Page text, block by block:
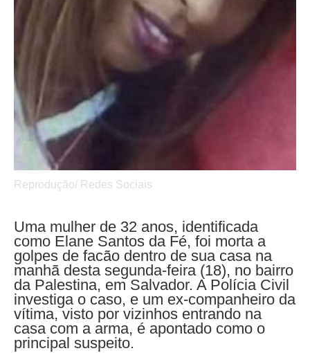
Reprodução/ Redes Sociais
Uma mulher de 32 anos, identificada
como Elane Santos da Fé, foi morta a
golpes de facão dentro de sua casa na
manhã desta segunda-feira (18), no bairro
da Palestina, em Salvador. A Polícia Civil
investiga o caso, e um ex-companheiro da
vítima, visto por vizinhos entrando na
casa com a arma, é apontado como o
principal suspeito.